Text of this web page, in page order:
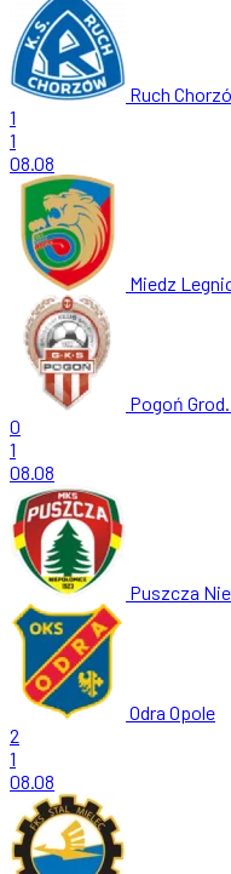
Ruch
1
1
08.08
Miedz
Pogoń
0
1
08.08
Puszcza
Odra Opole
2
1
08.08